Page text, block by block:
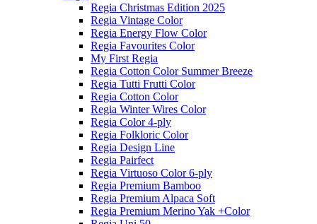
Regia Christmas Edition 2025
Regia Vintage Color
Regia Energy Flow Color
Regia Favourites Color
My First Regia
Regia Cotton Color Summer Breeze
Regia Tutti Frutti Color
Regia Cotton Color
Regia Winter Wires Color
Regia Color 4-ply
Regia Folkloric Color
Regia Design Line
Regia Pairfect
Regia Virtuoso Color 6-ply
Regia Premium Bamboo
Regia Premium Alpaca Soft
Regia Premium Merino Yak +Color